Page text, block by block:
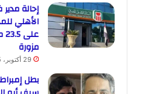
الأهلي
مزورة
29 أكتوبر، 2025
بطل